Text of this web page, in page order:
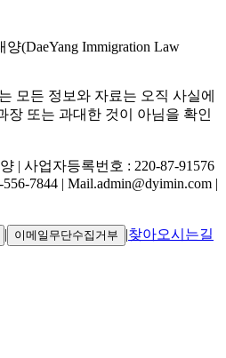
(DaeYang Immigration Law
모든 정보와 자료는 오직 사실에
장 또는 과대한 것이 아님을 확인
| 사업자등록번호 : 220-87-91576
7844 | Mail.admin@dyimin.com |
| 이메일무단수집거부 |찾아오시는길